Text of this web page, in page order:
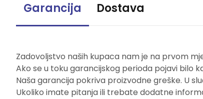
Garancija Dostava
Zadovoljstvo naših kupaca nam je na prvom
Ako se u toku garancijskog perioda pojavi bilo
Naša garancija pokriva proizvodne greške. U
Ukoliko imate pitanja ili trebate dodatne